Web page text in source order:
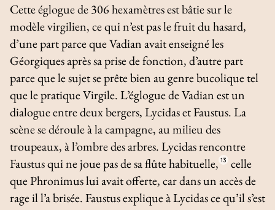
Cette églogue de 306 hexamètres est bâtie sur le
modèle virgilien, ce qui n’est pas le fruit du hasard,
d’une part parce que Vadian avait enseigné les
Géorgiquesaprès sa prise de fonction, d’autre part
parce que le sujet se prête bien au genre bucolique tel
que le pratique Virgile. L’églogue de Vadian est un
dialogue entre deux bergers, Lycidas et Faustus. La
scène se déroule à la campagne, au milieu des
troupeaux, à l’ombre des arbres. Lycidas rencontre
Faustus qui ne joue pas de sa flûte habituelle, 13 celle
que Phronimus lui avait offerte, car dans un accès de
rage il l’a brisée. Faustus explique à Lycidas ce qu’il s’est